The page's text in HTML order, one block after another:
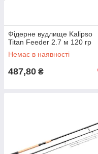
Фідерне вудлище Kalipso
Titan Feeder 2.7 м 120 гр
Немає в наявності
487,80 ₴